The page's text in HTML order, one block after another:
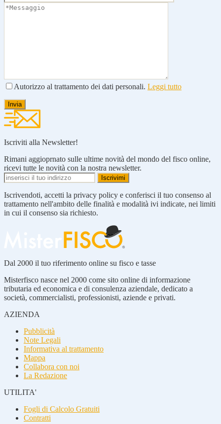
Autorizzo al trattamento dei dati personali. Leggi tutto
Iscriviti alla Newsletter!
Rimani aggioprnato sulle ultime novità del mondo del fisco online,
ricevi tutte le novità con la nostra newsletter.
Iscrivendoti, accetti la privacy policy e conferisci il tuo consenso al
trattamento nell'ambito delle finalità e modalità ivi indicate, nei limiti
in cui il consenso sia richiesto.
Dal 2000 il tuo riferimento online su fisco e tasse
Misterfisco nasce nel 2000 come sito online di informazione
tributaria ed economica e di consulenza aziendale, dedicato a
società, commercialisti, professionisti, aziende e privati.
AZIENDA
Pubblicità
Note Legali
Informativa al trattamento
Mappa
Collabora con noi
La Redazione
UTILITA'
Fogli di Calcolo Gratuiti
Contratti